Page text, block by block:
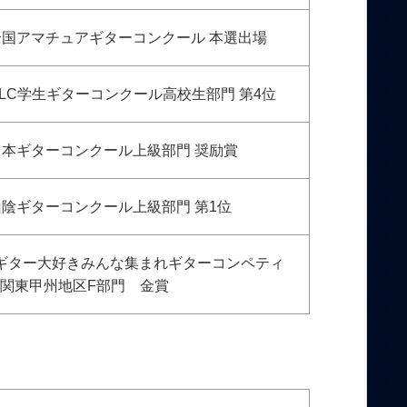
アマチュアギターコンクール 本選出場
学生ギターコンクール高校生部門 第4位
ギターコンクール上級部門 奨励賞
ギターコンクール上級部門 第1位
ター大好きみんな集まれギターコンペティ
東甲州地区F部門 金賞